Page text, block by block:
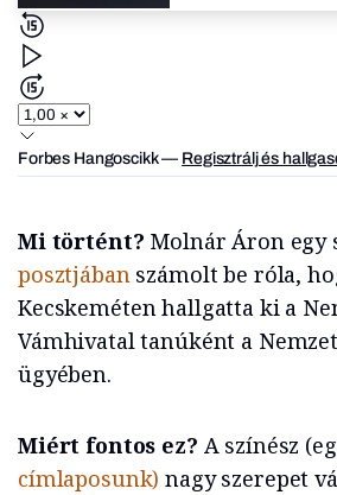
Forbes Hangoscikk— Regisztrálj és
Mi történt? Molnár Áron egy
posztjábanszámolt be róla,
Kecskeméten hallgatta ki a
Vámhivatal tanúként a
ügyében.
Miért fontos ez? A színész
címlaposunk) nagy szerepet